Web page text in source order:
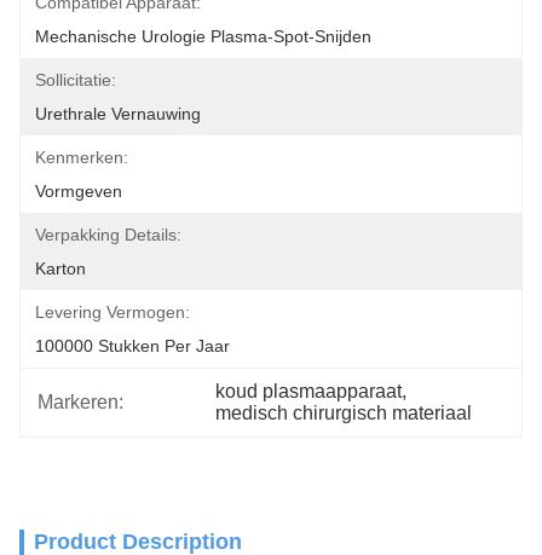
Mechanische Urologie Plasma-Spot-Snijden
Sollicitatie:
Urethrale Vernauwing
Kenmerken:
Vormgeven
Verpakking Details:
Karton
Levering Vermogen:
100000 Stukken Per Jaar
Markeren:
koud plasmaapparaat,
medisch chirurgisch materiaal
Product Description